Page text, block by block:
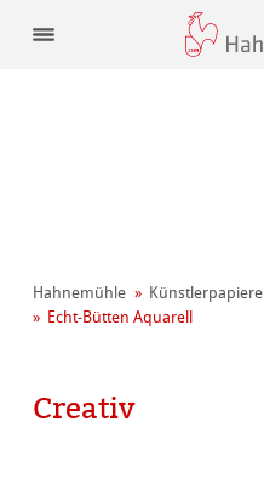
Hahnemühle Künstler­papiere
Echt-Bütten Aquarell
Creativ